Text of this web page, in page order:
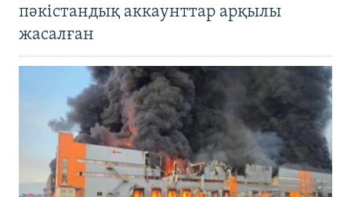
пәкістандық аккаунттар арқылы
жасалған